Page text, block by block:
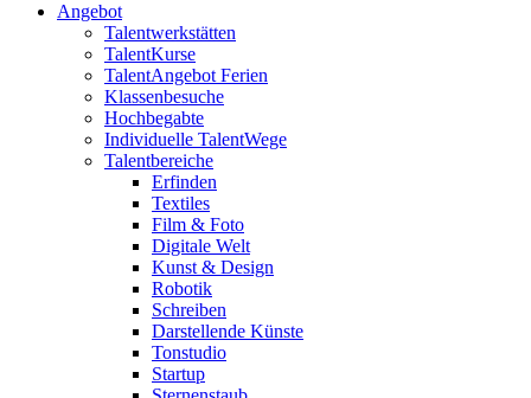
Angebot
Talentwerkstätten
TalentKurse
TalentAngebot Ferien
Klassenbesuche
Hochbegabte
Individuelle TalentWege
Talentbereiche
Erfinden
Textiles
Film & Foto
Digitale Welt
Kunst & Design
Robotik
Schreiben
Darstellende Künste
Tonstudio
Startup